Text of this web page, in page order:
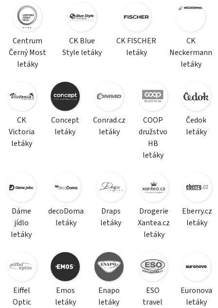
Centrum
Černý Most
letáky
CK Blue
Style letáky
CK FISCHER
letáky
CK
Neckermann
letáky
CK
Victoria
letáky
Concept
letáky
Conrad.cz
letáky
COOP
družstvo
HB
letáky
Čedok
letáky
Dáme
jídlo
letáky
decoDoma
letáky
Draps
letáky
Drogerie
Xantea.cz
letáky
Eberry.cz
letáky
Eiffel
Optic
Emos
letáky
Enapo
letáky
ESO
travel
Euronova
letáky